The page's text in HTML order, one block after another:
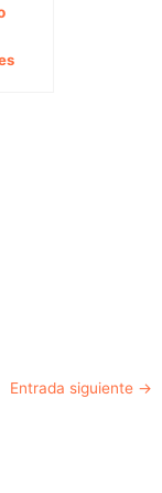
Entrada siguiente →